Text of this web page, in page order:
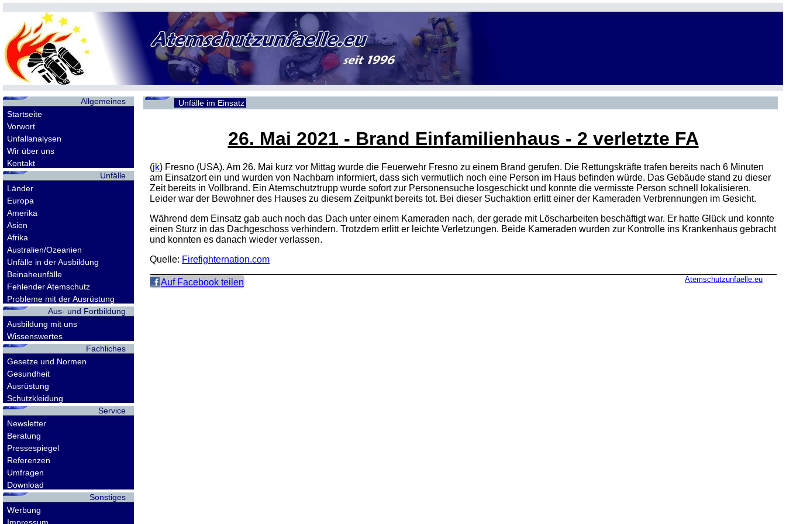
Allgemeines
Startseite
Vorwort
Unfallanalysen
Wir über uns
Kontakt
Unfälle
Länder
Europa
Amerika
Asien
Afrika
Australien/Ozeanien
Unfälle in der Ausbildung
Beinaheunfälle
Fehlender Atemschutz
Probleme mit der Ausrüstung
Aus- und Fortbildung
Ausbildung mit uns
Wissenswertes
Fachliches
Gesetze und Normen
Gesundheit
Ausrüstung
Schutzkleidung
Service
Newsletter
Beratung
Pressespiegel
Referenzen
Umfragen
Download
Sonstiges
Werbung
Unfälle im Einsatz
26. Mai 2021 - Brand Einfamilienhaus - 2 verletzte FA
(jk) Fresno (USA). Am 26. Mai kurz vor Mittag wurde die Feuerwehr Fresno zu einem Brand gerufen. Die Rettungskräfte trafen bereits nach 6 Minuten
am Einsatzort ein und wurden von Nachbarn informiert, dass sich vermutlich noch eine Person im Haus befinden würde. Das Gebäude stand zu dieser
Zeit bereits in Vollbrand. Ein Atemschutztrupp wurde sofort zur Personensuche losgeschickt und konnte die vermisste Person schnell lokalisieren.
Leider war der Bewohner des Hauses zu diesem Zeitpunkt bereits tot. Bei dieser Suchaktion erlitt einer der Kameraden Verbrennungen im Gesicht.
Während dem Einsatz gab auch noch das Dach unter einem Kameraden nach, der gerade mit Löscharbeiten beschäftigt war. Er hatte Glück und konnte
einen Sturz in das Dachgeschoss verhindern. Trotzdem erlitt er leichte Verletzungen. Beide Kameraden wurden zur Kontrolle ins Krankenhaus gebracht
und konnten es danach wieder verlassen.
Quelle: Firefighternation.com
Auf Facebook teilen Atemschutzunfaelle.eu